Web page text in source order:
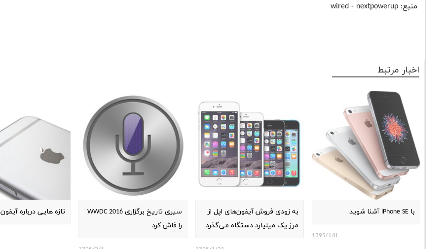
منبع: nextpowerup
-
wired
اخبار مرتبط
با iPhone SE آشنا شوید
1395/1/8
به زودی فروش آیفون‌های اپل از
مرز یک میلیارد دستگاه می‌گذرد
سیری تاریخ برگزاری WWDC 2016
را فاش کرد
تازه هایی درباره آیفون 7